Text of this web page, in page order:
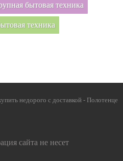
бытовая техника
техника
недорого с доставкой - Полотенце
сайта не несет